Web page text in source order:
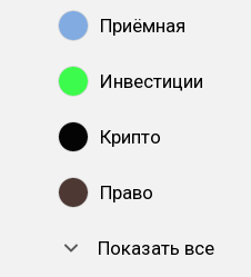
Приёмная
Инвестиции
Крипто
Право
Показать все